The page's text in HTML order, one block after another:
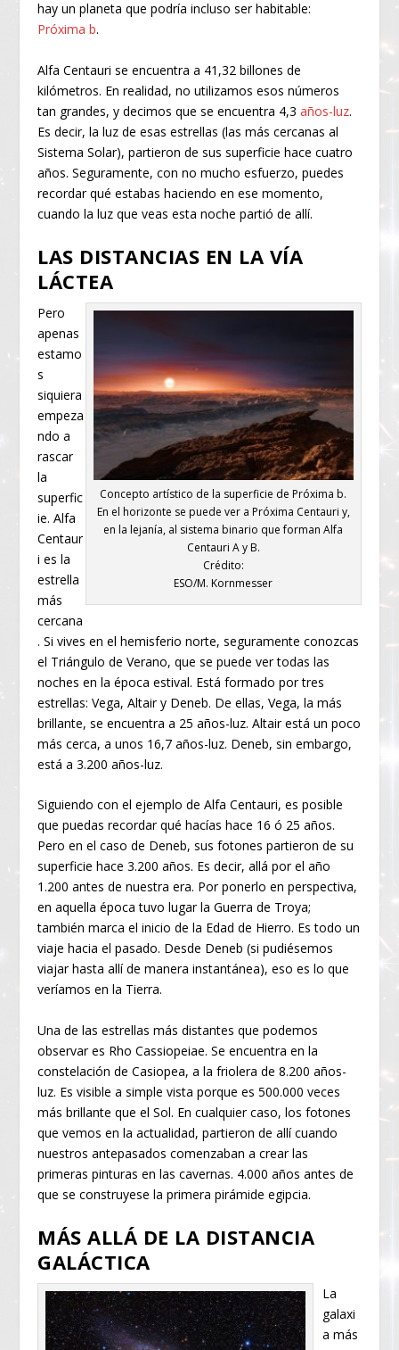
hay un planeta que podría incluso ser habitable:
Próxima b.
Alfa Centauri se encuentra a 41,32 billones de
kilómetros. En realidad, no utilizamos esos números
tan grandes, y decimos que se encuentra 4,3años-luz.
Es decir, la luz de esas estrellas (las más cercanas al
Sistema Solar), partieron de sus superficie hace cuatro
años. Seguramente, con no mucho esfuerzo, puedes
recordar qué estabas haciendo en ese momento,
cuando la luz que veas esta noche partió de allí.
LAS DISTANCIAS EN LA VÍA
LÁCTEA
Concepto artístico de la superficie de Próxima b.
En el horizonte se puede ver a Próxima Centauri y,
en la lejanía, al sistema binario que forman Alfa
Centauri A y B.
Crédito:
ESO/M. Kornmesser
Pero
apenas
estamo
s
siquiera
empeza
ndo a
rascar
la
superfic
ie. Alfa
Centaur
i es la
estrella
más
cercana
. Si vives en el hemisferio norte, seguramente conozcas
el Triángulo de Verano, que se puede ver todas las
noches en la época estival. Está formado por tres
estrellas: Vega, Altair y Deneb. De ellas, Vega, la más
brillante, se encuentra a 25 años-luz. Altair está un poco
más cerca, a unos 16,7 años-luz. Deneb, sin embargo,
está a 3.200 años-luz.
Siguiendo con el ejemplo de Alfa Centauri, es posible
que puedas recordar qué hacías hace 16 ó 25 años.
Pero en el caso de Deneb, sus fotones partieron de su
superficie hace 3.200 años. Es decir, allá por el año
1.200 antes de nuestra era. Por ponerlo en perspectiva,
en aquella época tuvo lugar la Guerra de Troya;
también marca el inicio de la Edad de Hierro. Es todo un
viaje hacia el pasado. Desde Deneb (si pudiésemos
viajar hasta allí de manera instantánea), eso es lo que
veríamos en la Tierra.
Una de las estrellas más distantes que podemos
observar es Rho Cassiopeiae. Se encuentra en la
constelación de Casiopea, a la friolera de 8.200 años-
luz. Es visible a simple vista porque es 500.000 veces
más brillante que el Sol. En cualquier caso, los fotones
que vemos en la actualidad, partieron de allí cuando
nuestros antepasados comenzaban a crear las
primeras pinturas en las cavernas. 4.000 años antes de
que se construyese la primera pirámide egipcia.
MÁS ALLÁ DE LA DISTANCIA
GALÁCTICA
La
galaxi
a más